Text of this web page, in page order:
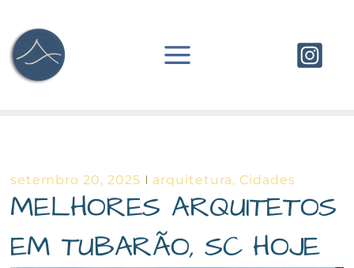
para
conteúdo
setembro 20, 2025 arquitetura, Cidades
MELHORES ARQUITETOS
EM TUBARÃO, SC HOJE